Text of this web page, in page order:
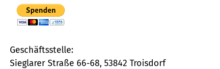
Geschäftsstelle:
Sieglarer Straße 66-68, 53842 Troisdorf